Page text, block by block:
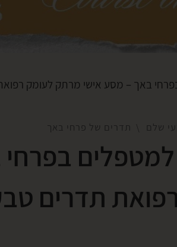
באך – מסע אישי מרתק לעומק רפואת
שלם תדרים של פרחי באך
למטפלים
תדרים